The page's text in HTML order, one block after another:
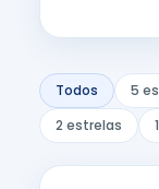
Todos 5
2 estrelas